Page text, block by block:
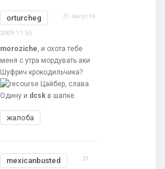
orturcheg 31 августа
2009 11:55
moroziche , и охота тебе
меня с утра мордувать аки
Шуфрич крокодильчика?
Цайбер, слава
Одину и dcsk в шапке.
жалоба
mexicanbusted 31